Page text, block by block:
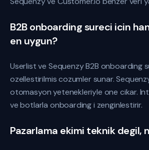
B2B onboarding sureci icin
en uygun?
Userlist ve Sequenzy B2B onboarding
ozellestirilmis cozumler sunar.
otomasyon yetenekleriyle one cikar.
ve botlarla onboarding i zenginlestirir.
Pazarlama ekimi teknik degil,